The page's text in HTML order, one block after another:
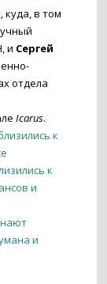
куда, в том
и Сергей
отдела
Icarus.
к
к
и
и